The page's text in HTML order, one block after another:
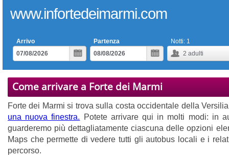
www.infortedeimarmi.com
Arrivo
Partenza
2 adulti
Notti: 1
Come arrivare a Forte dei Marmi
Forte dei Marmi si trova sulla costa occidentale della
una nuova finestra. Potete arrivare qui in molti modi: in
guarderemo più dettagliatamente ciascuna delle opzioni
Maps che permette di vedere tutti gli autobus locali e i
percorso.